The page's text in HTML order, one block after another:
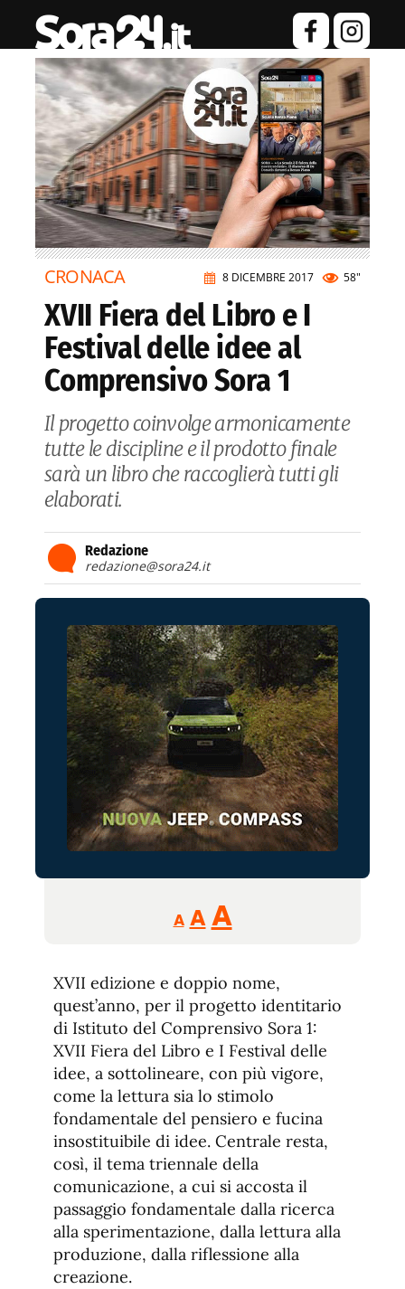
8 DICEMBRE 2017 58"
CRONACA
XVII Fiera del Libro e I
Festival delle idee al
Comprensivo Sora 1
Il progetto coinvolge armonicamente
tutte le discipline e il prodotto finale
sarà un libro che raccoglierà tutti gli
elaborati.
Redazione
redazione@sora24.it
A
Reducir
tamaño
A Restablecer
de
fuente
AAumentar
de
fuente.
XVII edizione e doppio nome,
quest’anno, per il progetto identitario
di Istituto del Comprensivo Sora 1:
XVII Fiera del Libro e I Festival delle
idee, a sottolineare, con più vigore,
come la lettura sia lo stimolo
fondamentale del pensiero e fucina
insostituibile di idee. Centrale resta,
così, il tema triennale della
comunicazione, a cui si accosta il
passaggio fondamentale dalla ricerca
alla sperimentazione, dalla lettura alla
produzione, dalla riflessione alla
creazione.